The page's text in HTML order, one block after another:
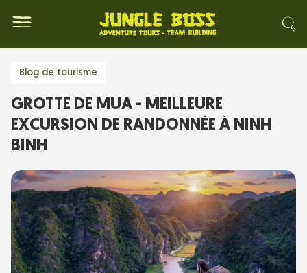
Blog de tourisme
GROTTE DE MUA - MEILLEURE
EXCURSION DE RANDONNÉE À NINH
BINH